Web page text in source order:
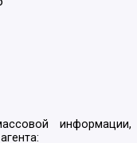
информации,